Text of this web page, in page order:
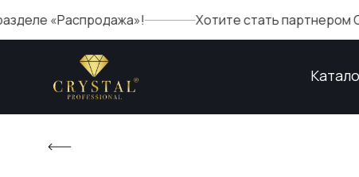
Хотите стать партнером Crystal?